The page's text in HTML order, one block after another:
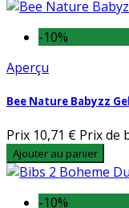
-10%
Aperçu
Bee Nature Babyzz
Prix 10,71 € Prix de
Ajouter au panier
-10%